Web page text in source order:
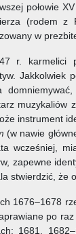
połowie
(rodem z
w
r. karmelici
Jakkolwiek
muzykaliów
instrument
(w nawie
wcześniej,
zapewne
stwierdzić, że
1676–1678
po
1681,